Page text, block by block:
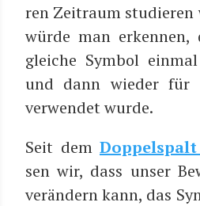
ren Zeit­raum stu­die­ren
wür­de man erken­nen,
glei­che Sym­bol
und dann wie­der für
ver­wen­det wurde.
Seit dem
sen wir, dass unser
ver­än­dern kann, das